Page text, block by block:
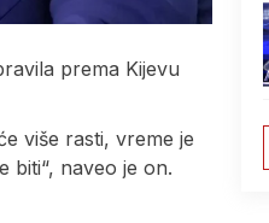
prema Kijevu
više rasti, vreme je
biti“, naveo je on.